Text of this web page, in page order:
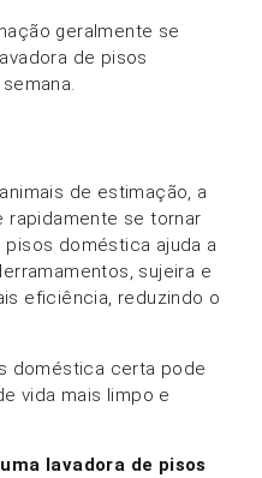
geralmente se
de pisos
de estimação, a
rapidamente se tornar
pisos doméstica ajuda a
sujeira e
eficiência, reduzindo o
doméstica certa pode
vida mais limpo e
lavadora de pisos